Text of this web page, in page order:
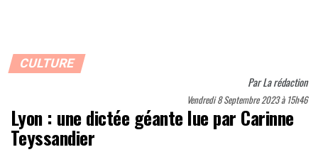
CULTURE
ParLa rédaction
Vendredi 8 Septembre 2023 à 15h46
Lyon : une dictée géante lue par Carinne
Teyssandier